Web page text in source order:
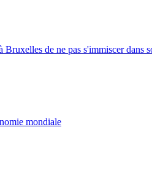
de ne pas s'immiscer dans
mondiale